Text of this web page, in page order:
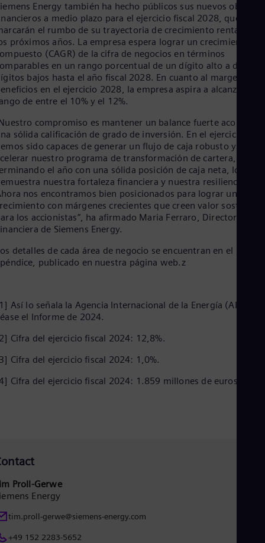
Energy también ha hecho públicos sus nuevos
a medio plazo para el ejercicio fiscal 2028, que
el rumbo de su trayectoria de crecimiento rentable en
próximos años. La empresa espera lograr un crecimiento
(CAGR) de la cifra de negocios en términos
en un rango porcentual de un dígito alto a dos
bajos hasta el año fiscal 2028. En cuanto al margen de
en el ejercicio 2028, la empresa aspira a alcanzar un
de entre el 10% y el 12%.
compromiso es mantener un balance fuerte acorde
sólida calificación de grado de inversión. En el ejercicio
sido capaces de generar un flujo de caja robusto y de
nuestro programa de transformación de cartera,
el año con una sólida posición de caja neta, lo que
nuestra fortaleza financiera y nuestra resiliencia.
nos encontramos bien posicionados para lograr un fuerte
con márgenes crecientes que creen valor sostenible
los accionistas”, ha afirmado Maria Ferraro, Directora
de Siemens Energy.
detalles de cada área de negocio se encuentran en el
publicado en nuestra página web.z
Así lo señala la Agencia Internacional de la Energía (AIE),
el Informe de 2024.
Cifra del ejercicio fiscal 2024: 12,8%.
Cifra del ejercicio fiscal 2024: 1,0%.
Cifra del ejercicio fiscal 2024: 1.859 millones de euros.
Proll-Gerwe
Energy
tim.proll-gerwe@siemens-energy.com
+49 152 2283-5652